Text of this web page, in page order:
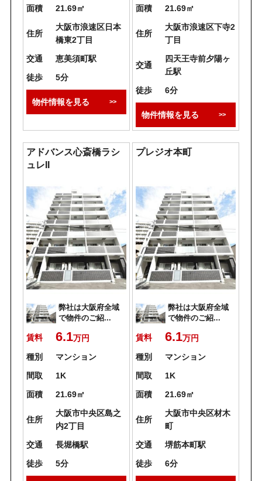
面積
21.69㎡
住所
大阪市浪速区日本
橋東2丁目
交通
恵美須町駅
徒歩
5分
物件情報を見る
面積
21.69㎡
住所
大阪市浪速区下寺2
丁目
交通
四天王寺前夕陽ヶ
丘駅
徒歩
6分
物件情報を見る
アドバンス心斎橋ラシ
ュレII
弊社は大阪府全域
で物件のご紹...
賃料 6.1万円
種別
マンション
間取
1K
面積
21.69㎡
住所
大阪市中央区島之
内2丁目
交通
長堀橋駅
徒歩
5分
プレジオ本町
弊社は大阪府全域
で物件のご紹...
賃料 6.1万円
種別
マンション
間取
1K
面積
21.69㎡
住所
大阪市中央区材木
町
交通
堺筋本町駅
徒歩
6分